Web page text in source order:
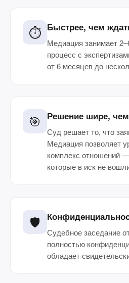
⏱️ Быстрее, чем
Медиация занимает
процесс с
от 6 месяцев до
🎯 Решение шире,
Суд решает то, что
Медиация позволяет
комплекс отношений
которые в иск не
🛡️
Судебное заседание
полностью
обладает